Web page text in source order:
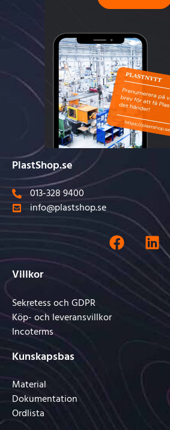
PlastShop.se
013-328 9400
info@plastshop.se
Villkor
Sekretess och GDPR
Köp- och leveransvillkor
Incoterms
Kunskapsbas
Material
Dokumentation
Ordlista